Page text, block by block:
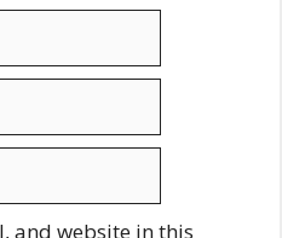
and website in this